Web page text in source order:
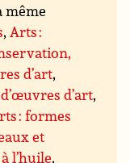
même
,Arts :
d’art,
d’art,
: formes
et
l’huile,